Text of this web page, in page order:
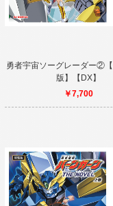
勇者宇宙ソーグレーダー②
版】【DX】
￥7,700